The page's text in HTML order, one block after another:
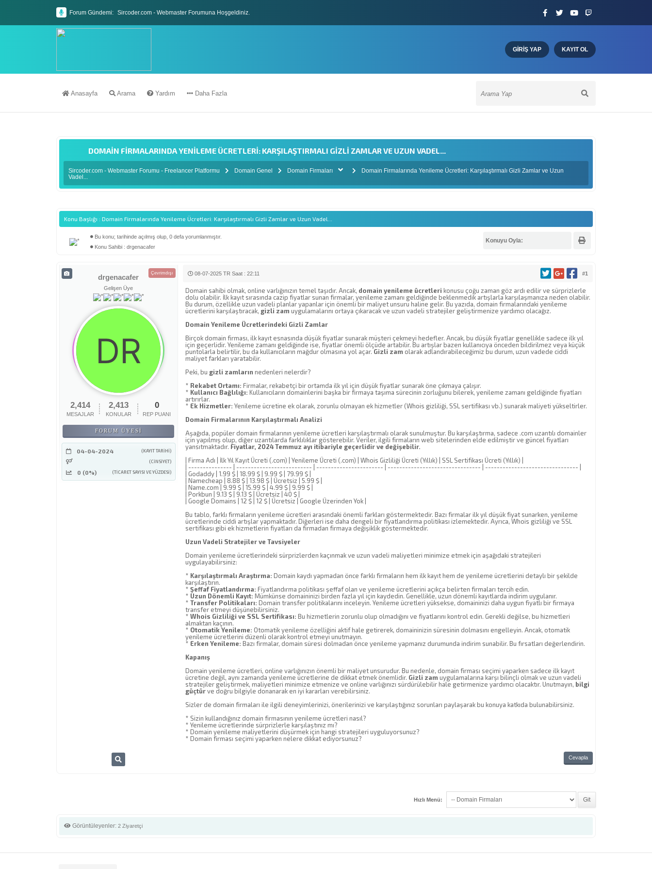
Forum Gündemi: Sircoder.com - Webmaster Forumuna Hoşgeldiniz.
Sircoder.com Webmaster Forumu Kuralları
GIRIŞ YAP KAYIT OL
Anasayfa Arama Yardım Daha Fazla
Sircoder.com - Webmaster Forumu - Freelancer Platformu Domain Genel Domain Firmaları
Domain Firmalarında Yenileme Ücretleri: Karşılaştırmalı Gizli Zamlar ve Uzun
Vadel...
DOMAIN FIRMALARINDA YENILEME ÜCRETLERI: KARŞILAŞTIRMALI GIZLI ZAMLAR VE UZUN VADEL...
Konu Başlığı : Domain Firmalarında Yenileme Ücretleri: Karşılaştırmalı Gizli Zamlar ve Uzun Vadel...
Bu konu; tarihinde açılmış olup, 0 defa yorumlanmıştır.
Konu Sahibi : drgenacafer
Konuyu Oyla:
Derecelendirme: 0/5 - 0 oy
Çevrimdışı
drgenacafer
Gelişen Üye
2,414
MESAJLAR
2,413
KONULAR
0
REP PUANI
FORUM ÜYESI
04-04-2024
(KAYIT TARIHI)
(CINSIYET)
0 (0%) (TICARET SAYISI VE YÜZDESI)
#1
08-07-2025 TR Saat : 22:11
Domain sahibi olmak, online varlığınızın temel taşıdır. Ancak, domain yenileme ücretleri konusu çoğu zaman göz ardı edilir ve sürprizlerle
dolu olabilir. İlk kayıt sırasında cazip fiyatlar sunan firmalar, yenileme zamanı geldiğinde beklenmedik artışlarla karşılaşmanıza neden olabilir.
Bu durum, özellikle uzun vadeli planlar yapanlar için önemli bir maliyet unsuru haline gelir. Bu yazıda, domain firmalarındaki yenileme
ücretlerini karşılaştıracak, gizli zam uygulamalarını ortaya çıkaracak ve uzun vadeli stratejiler geliştirmenize yardımcı olacağız.
Domain Yenileme Ücretlerindeki Gizli Zamlar
Birçok domain firması, ilk kayıt esnasında düşük fiyatlar sunarak müşteri çekmeyi hedefler. Ancak, bu düşük fiyatlar genellikle sadece ilk yıl
için geçerlidir. Yenileme zamanı geldiğinde ise, fiyatlar önemli ölçüde artabilir. Bu artışlar bazen kullanıcıya önceden bildirilmez veya küçük
puntolarla belirtilir, bu da kullanıcıların mağdur olmasına yol açar. Gizli zam olarak adlandırabileceğimiz bu durum, uzun vadede ciddi
maliyet farkları yaratabilir.
Peki, bu gizli zamların nedenleri nelerdir?
* Rekabet Ortamı: Firmalar, rekabetçi bir ortamda ilk yıl için düşük fiyatlar sunarak öne çıkmaya çalışır.
* Kullanıcı Bağlılığı: Kullanıcıların domainlerini başka bir firmaya taşıma sürecinin zorluğunu bilerek, yenileme zamanı geldiğinde fiyatları
artırırlar.
* Ek Hizmetler: Yenileme ücretine ek olarak, zorunlu olmayan ek hizmetler (Whois gizliliği, SSL sertifikası vb.) sunarak maliyeti yükseltirler.
Domain Firmalarının Karşılaştırmalı Analizi
Aşağıda, popüler domain firmalarının yenileme ücretleri karşılaştırmalı olarak sunulmuştur. Bu karşılaştırma, sadece .com uzantılı domainler
için yapılmış olup, diğer uzantılarda farklılıklar gösterebilir. Veriler, ilgili firmaların web sitelerinden elde edilmiştir ve güncel fiyatları
yansıtmaktadır. Fiyatlar, 2024 Temmuz ayı itibariyle geçerlidir ve değişebilir.
| Firma Adı | İlk Yıl Kayıt Ücreti (.com) | Yenileme Ücreti (.com) | Whois Gizliliği Ücreti (Yıllık) | SSL Sertifikası Ücreti (Yıllık) |
| --------------- | -------------------------- | ----------------------- | -------------------------------- | -------------------------------- |
| Godaddy | 1.99 $ | 18.99 $ | 9.99 $ | 79.99 $ |
| Namecheap | 8.88 $ | 13.98 $ | Ücretsiz | 5.99 $ |
| Name.com | 9.99 $ | 15.99 $ | 4.99 $ | 9.99 $ |
| Porkbun | 9.13 $ | 9.13 $ | Ücretsiz | 40 $ |
| Google Domains | 12 $ | 12 $ | Ücretsiz | Google Üzerinden Yok |
Bu tablo, farklı firmaların yenileme ücretleri arasındaki önemli farkları göstermektedir. Bazı firmalar ilk yıl düşük fiyat sunarken, yenileme
ücretlerinde ciddi artışlar yapmaktadır. Diğerleri ise daha dengeli bir fiyatlandırma politikası izlemektedir. Ayrıca, Whois gizliliği ve SSL
sertifikası gibi ek hizmetlerin fiyatları da firmadan firmaya değişiklik göstermektedir.
Uzun Vadeli Stratejiler ve Tavsiyeler
Domain yenileme ücretlerindeki sürprizlerden kaçınmak ve uzun vadeli maliyetleri minimize etmek için aşağıdaki stratejileri
uygulayabilirsiniz:
* Karşılaştırmalı Araştırma: Domain kaydı yapmadan önce farklı firmaların hem ilk kayıt hem de yenileme ücretlerini detaylı bir şekilde
karşılaştırın.
* Şeffaf Fiyatlandırma: Fiyatlandırma politikası şeffaf olan ve yenileme ücretlerini açıkça belirten firmaları tercih edin.
* Uzun Dönemli Kayıt: Mümkünse domaininizi birden fazla yıl için kaydedin. Genellikle, uzun dönemli kayıtlarda indirim uygulanır.
* Transfer Politikaları: Domain transfer politikalarını inceleyin. Yenileme ücretleri yüksekse, domaininizi daha uygun fiyatlı bir firmaya
transfer etmeyi düşünebilirsiniz.
* Whois Gizliliği ve SSL Sertifikası: Bu hizmetlerin zorunlu olup olmadığını ve fiyatlarını kontrol edin. Gerekli değilse, bu hizmetleri
almaktan kaçının.
* Otomatik Yenileme: Otomatik yenileme özelliğini aktif hale getirerek, domaininizin süresinin dolmasını engelleyin. Ancak, otomatik
yenileme ücretlerini düzenli olarak kontrol etmeyi unutmayın.
* Erken Yenileme: Bazı firmalar, domain süresi dolmadan önce yenileme yapmanız durumunda indirim sunabilir. Bu fırsatları değerlendirin.
Kapanış
Domain yenileme ücretleri, online varlığınızın önemli bir maliyet unsurudur. Bu nedenle, domain firması seçimi yaparken sadece ilk kayıt
ücretine değil, aynı zamanda yenileme ücretlerine de dikkat etmek önemlidir. Gizli zam uygulamalarına karşı bilinçli olmak ve uzun vadeli
stratejiler geliştirmek, maliyetleri minimize etmenize ve online varlığınızı sürdürülebilir hale getirmenize yardımcı olacaktır. Unutmayın, bilgi
güçtürve doğru bilgiyle donanarak en iyi kararları verebilirsiniz.
Sizler de domain firmaları ile ilgili deneyimlerinizi, önerilerinizi ve karşılaştığınız sorunları paylaşarak bu konuya katkıda bulunabilirsiniz.
* Sizin kullandığınız domain firmasının yenileme ücretleri nasıl?
* Yenileme ücretlerinde sürprizlerle karşılaştınız mı?
* Domain yenileme maliyetlerini düşürmek için hangi stratejileri uyguluyorsunuz?
* Domain firması seçimi yaparken nelere dikkat ediyorsunuz?
Cevapla
Hızlı Menü:
Görüntüleyenler: 2 Ziyaretçi